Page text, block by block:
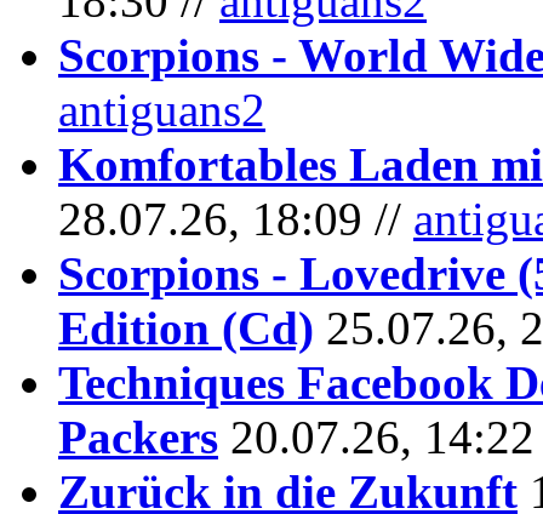
Scorpions - World
antiguans2
Komfortables Laden
28.07.26, 18:09 //
Scorpions - Lovedrive
Edition (Cd) 25.07.26,
Techniques Facebook
Packers 20.07.26,
Zurück in die Zukunft